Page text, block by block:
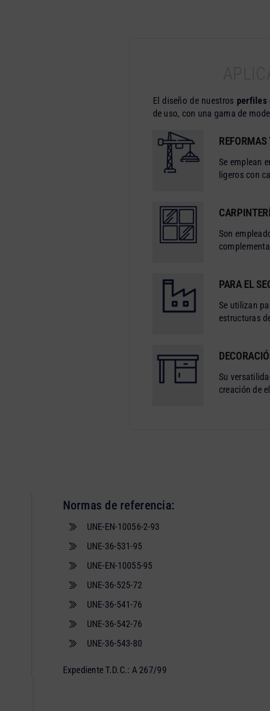
El diseño de nuestros perfiles
de uso, con una gama de
Se emplean
ligeros con
Son
PARA EL
Se utilizan
estructuras
Su
creación de
Normas de referencia:
UNE-EN-10056-2-93
UNE-36-531-95
UNE-EN-10055-95
UNE-36-525-72
UNE-36-541-76
UNE-36-542-76
UNE-36-543-80
Expediente T.D.C.: A 267/99